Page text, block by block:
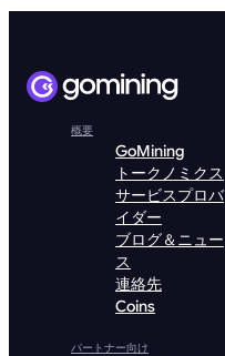
概要
GoMining
トークノミクス
サービスプロバ
イダー
ブログ＆ニュー
ス
連絡先
Coins
パートナー向け